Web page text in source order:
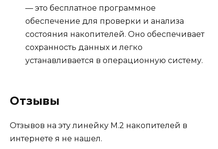
— это бесплатное программное
обеспечение для проверки и анализа
состояния накопителей. Оно обеспечивает
сохранность данных и легко
устанавливается в операционную систему.
Отзывы
Отзывов на эту линейку М.2 накопителей в
интернете я не нашел.